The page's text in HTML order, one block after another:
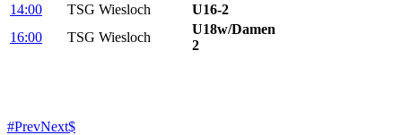
14:00
TSG Wiesloch
U16-2
16:00
TSG Wiesloch
U18w/Damen
2
PrevNext